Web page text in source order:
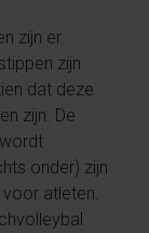
zijn er
zijn
dat deze
zijn. De
onder) zijn
atleten.